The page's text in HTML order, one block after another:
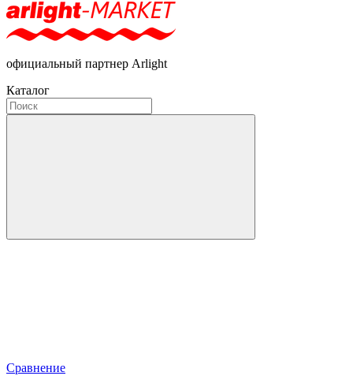
официальный партнер Arlight
Каталог
Сравнение